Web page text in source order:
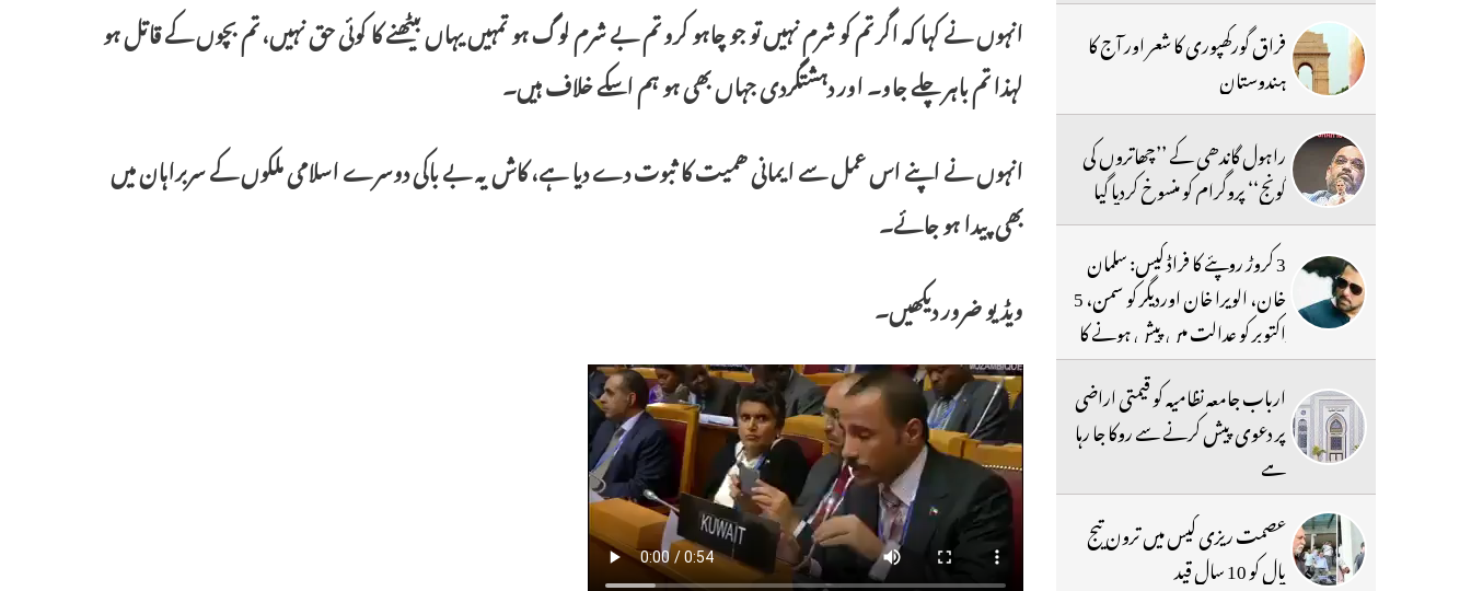
انہوں نے کہا کہ اگر تم کو شرم نہیں تو جو چاہو کرو تم بے شرم لوگ ہو تمہیں یہاں بیٹھنے کا کوئی حق نہیں، تم بچوں کے قاتل ہو
لہذا تم باہر چلے جاو۔ اور دہشتگردی جہاں بھی ہو ہم اسکے خلاف ہیں۔
انہوں نے اپنے اس عمل سے ایمانی ھمیت کا ثبوت دے دیا ہے، کاش یہ بے باکی دوسرے اسلامی ملکوں کے سربراہان میں
بھی پیدا ہو جائے۔
ویڈیو ضرور دیکھیں۔
فراق گورکھپوری کا شعر اور آج کا
ہندوستان
راہول گاندھی کے ’’چھاتروں کی
گونج‘‘ پروگرام کو منسوخ کردیا گیا
3 کروڑ روپئے کا فراڈ کیس: سلمان
خان، الویرا خان اوردیگر کو سمن، 5
اکتوبر کو عدالت میں پیش ہونے کا
حکم
ارباب جامعہ نظامیہ کو قیمتی اراضی
پر دعوی پیش کرنے سے روکا جا رہا
ہے
عصمت ریزی کیس میں ترون تیج
پال کو 10 سال قید